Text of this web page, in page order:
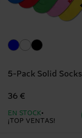
5-Pack Solid Socks
36 €
EN STOCK
¡TOP VENTAS!